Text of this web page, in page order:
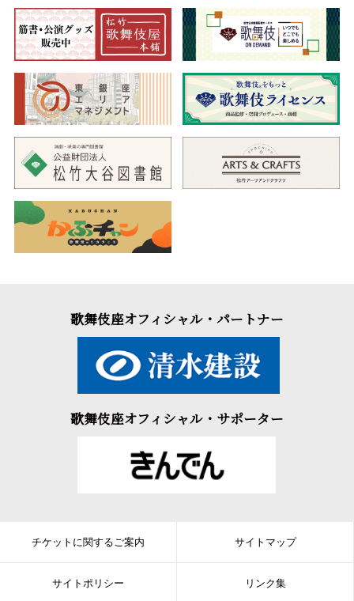
歌舞伎座オフィシャル・パートナー
歌舞伎座オフィシャル・サポーター
チケットに関するご案内 サイトマップ
サイトポリシー リンク集